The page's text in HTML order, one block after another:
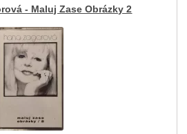
- Maluj Zase Obrázky 2